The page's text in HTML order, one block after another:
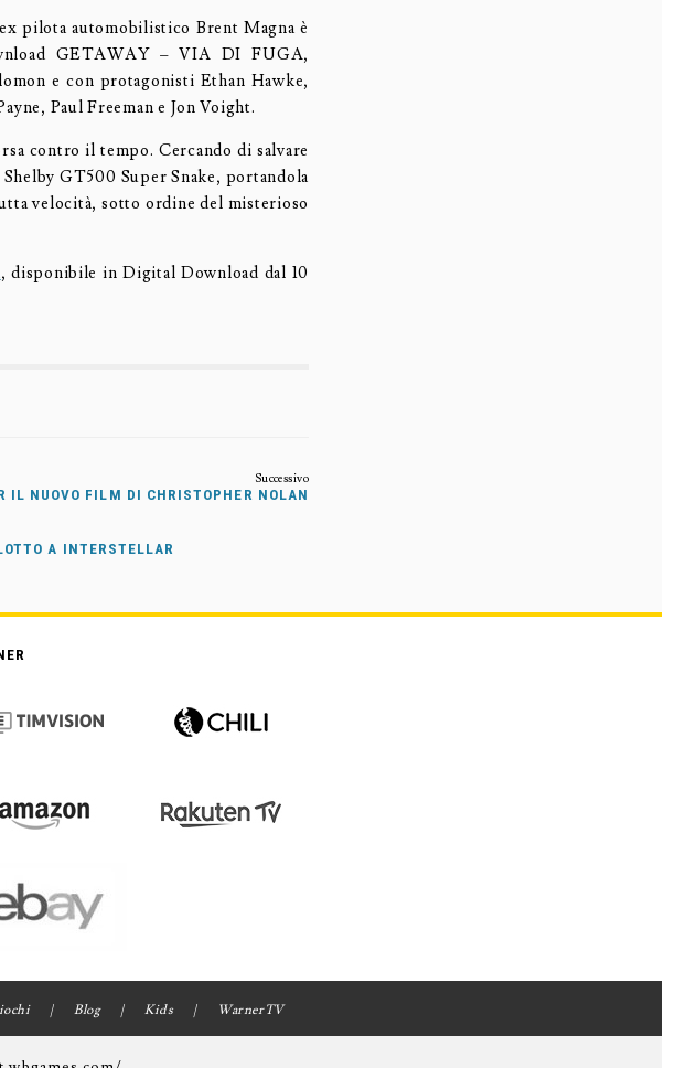
pilota automobilistico Brent Magna è
GETAWAY – VIA DI FUGA,
e con protagonisti Ethan Hawke,
Paul Freeman e Jon Voight.
contro il tempo. Cercando di salvare
GT500 Super Snake, portandola
velocità, sotto ordine del misterioso
, disponibile in Digital Download dal 10
IL NUOVO FILM DI CHRISTOPHER NOLAN
A INTERSTELLAR
Blog Kids WarnerTV